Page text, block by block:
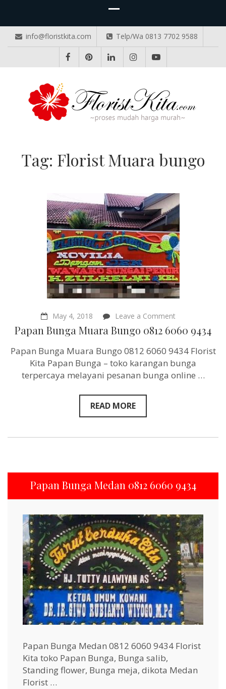
info@floristkita.com Telp/Wa 0813 7702 9588
Tag: Florist Muara bungo
May 4, 2018 Leave a Commenton
Papan
Bunga
Bungo
6060
9434
Papan Bunga Muara Bungo 0812 6060 9434
Papan Bunga Muara Bungo 0812 6060 9434 Florist
Kita Papan Bunga – toko karangan bunga
terpercaya melayani pesanan bunga online …
READ MORE
Papan Bunga Medan 0812 6060 9434
Papan Bunga Medan 0812 6060 9434 Florist
Kita toko Papan Bunga, Bunga salib,
Standing flower, Bunga meja, dikota Medan
Florist …